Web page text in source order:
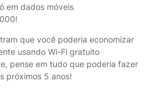
em dados móveis
que você poderia economizar
usando Wi-Fi gratuito
pense em tudo que poderia fazer
próximos 5 anos!